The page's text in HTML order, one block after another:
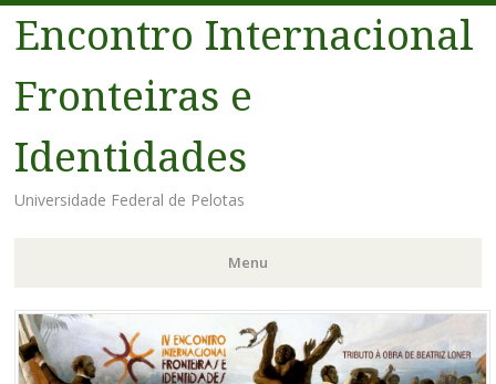
Encontro Internacional
Fronteiras e
Identidades
Universidade Federal de Pelotas
Menu
Pular
para
o